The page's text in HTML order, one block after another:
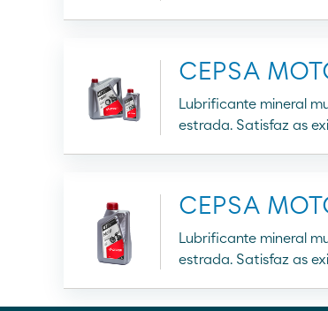
CEPSA
Lubrificante mineral
estrada. Satisfaz as
CEPSA
Lubrificante mineral
estrada. Satisfaz as